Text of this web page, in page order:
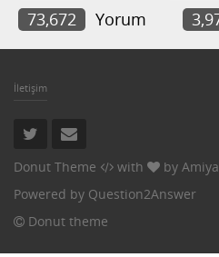
73,672
Yorum
İletişim
Donut Theme with by
Powered by Question2Answer
Donut theme